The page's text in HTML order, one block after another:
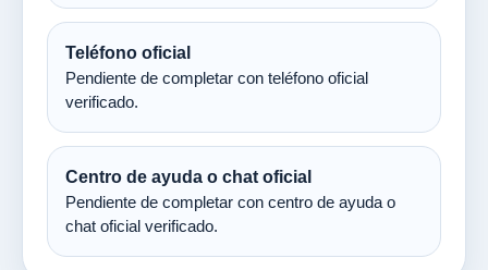
Teléfono oficial
Pendiente de completar con teléfono oficial
verificado.
Centro de ayuda o chat oficial
Pendiente de completar con centro de ayuda o
chat oficial verificado.